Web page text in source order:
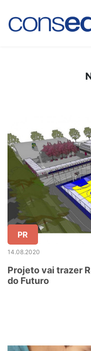
PR
14.08.2020
Projeto vai trazer
do Futuro